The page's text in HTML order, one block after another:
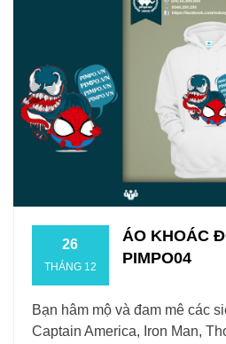
26
THÁNG 12
ÁO KHOÁC
PIMPO04
Bạn hâm mộ và đam mê các
Captain America, Iron Man,